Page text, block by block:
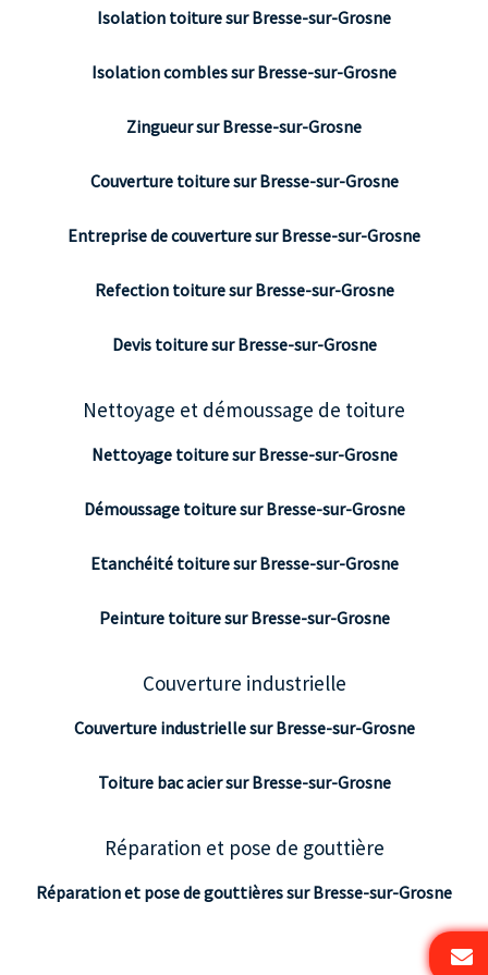
Isolation toiture sur Bresse-sur-Grosne
Isolation combles sur Bresse-sur-Grosne
Zingueur sur Bresse-sur-Grosne
Couverture toiture sur Bresse-sur-Grosne
Entreprise de couverture sur Bresse-sur-Grosne
Refection toiture sur Bresse-sur-Grosne
Devis toiture sur Bresse-sur-Grosne
Nettoyage et démoussage de toiture
Nettoyage toiture sur Bresse-sur-Grosne
Démoussage toiture sur Bresse-sur-Grosne
Etanchéité toiture sur Bresse-sur-Grosne
Peinture toiture sur Bresse-sur-Grosne
Couverture industrielle
Couverture industrielle sur Bresse-sur-Grosne
Toiture bac acier sur Bresse-sur-Grosne
Réparation et pose de gouttière
Réparation et pose de gouttières sur Bresse-sur-Grosne